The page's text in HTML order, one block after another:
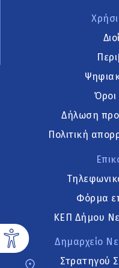
Όροι
Δήλωση
Πολιτική
Φόρμα
ΚΕΠ Δήμου
Δημαρχείο
Στρατηγού